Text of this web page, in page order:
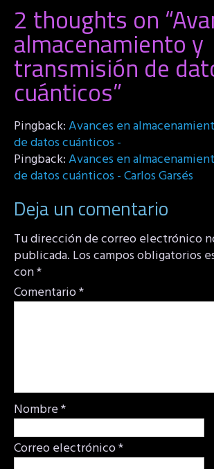
2 thoughts on “
almacenamiento y
transmisión de
cuánticos”
Pingback:Avances en
de datos cuánticos -
Pingback:Avances en
de datos cuánticos - Carlos Garsés
Deja un comentario
Tu dirección de correo electrónico
publicada. Los campos obligatorios
con*
Comentario*
Nombre*
Correo electrónico*